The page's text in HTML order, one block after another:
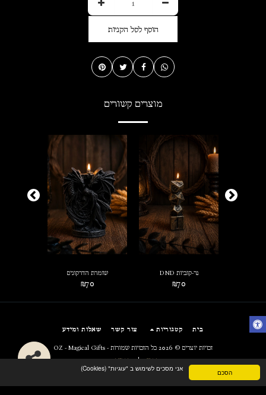
הסכם אני מסכים לשימוש ב "עוגיות" (Cookies)
הוסף לסל הקניות
מוצרים קשורים
נר-קוביות DND
₪70
שומרת הדרקונים
₪70
בית קטגוריות צור קשר שאלות ומידע
זכויות יוצרים © 2026 כל הזכויות שמורות -
OZ - Magical Gifts
תקנון|פרטיות